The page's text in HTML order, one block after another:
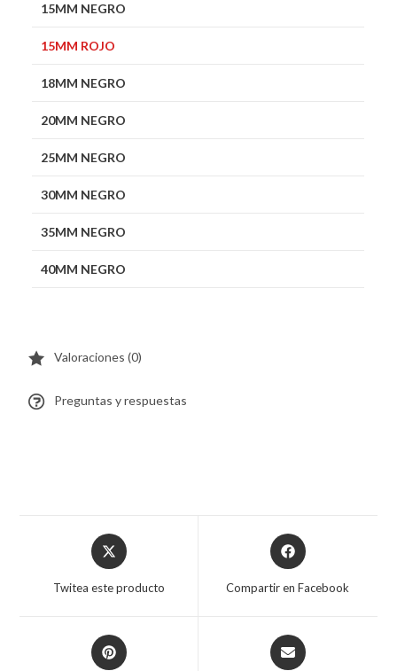
15MM NEGRO
15MM ROJO
18MM NEGRO
20MM NEGRO
25MM NEGRO
30MM NEGRO
35MM NEGRO
40MM NEGRO
Valoraciones (0)
Preguntas y respuestas
Twitea este producto Compartir en Facebook